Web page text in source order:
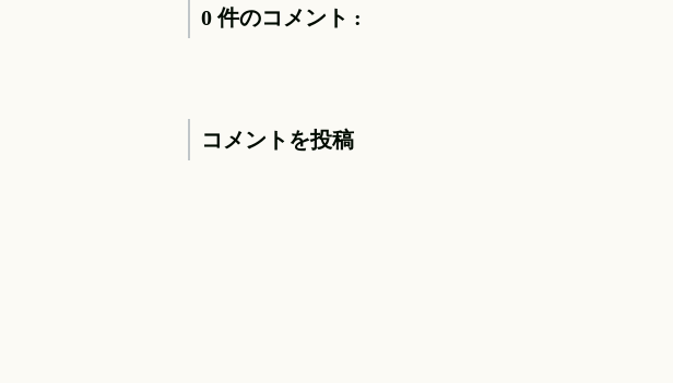
0 件のコメント :
コメントを投稿